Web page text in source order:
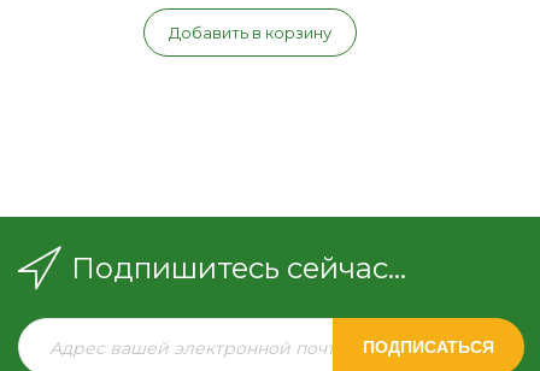
Добавить в корзину
Подпишитесь сейчас...
ПОДПИСАТЬСЯ